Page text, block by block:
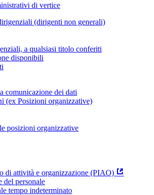
di vertice
(dirigenti non generali)
a qualsiasi titolo conferiti
disponibili
comunicazione dei dati
(ex Posizioni organizzative)
posizioni organizzative
di attività e organizzazione (PIAO)
del personale
tempo indeterminato